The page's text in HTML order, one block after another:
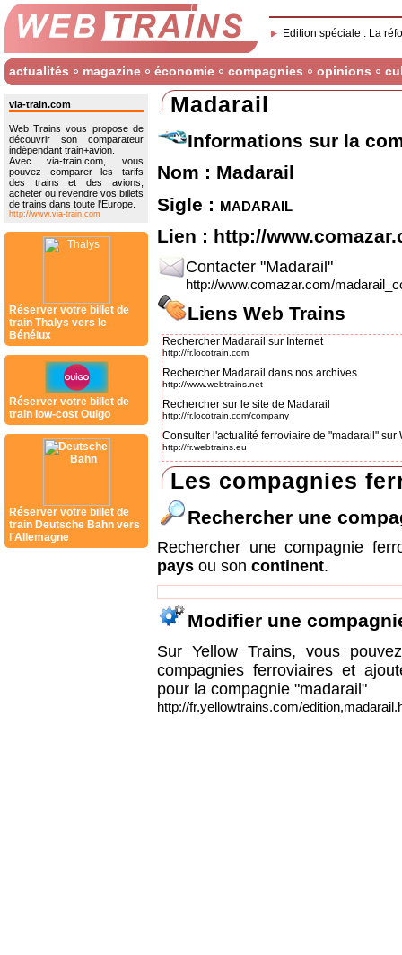
Edition spéciale : La
actualités magazine économie compagnies opinions
via-train.com
Web Trains vous propose de
découvrir son comparateur
indépendant train+avion.
Avec via-train.com, vous
pouvez comparer les tarifs
des trains et des avions,
acheter ou revendre vos billets
de trains dans toute l'Europe.
http://www.via-train.com
Réserver votre billet de
train Thalys vers le
Bénélux
Réserver votre billet de
train low-cost Ouigo
Réserver votre billet de
train Deutsche Bahn vers
l'Allemagne
Madarail
Informations sur la
Nom : Madarail
Sigle : madarail
Lien : http://
Contacter "Madarail"
http://www.comazar.com/
Liens Web Trains
Rechercher Madarail sur Internet
http://fr.locotrain.com
Rechercher Madarail dans nos archives
http://www.webtrains.net
Rechercher sur le site de Madarail
http://fr.locotrain.com/company
Consulter l'actualité ferroviaire de "madarail" sur
http://fr.webtrains.eu
Les compagnies
Rechercher une
Rechercher une compagnie
pays ou son continent.
Modifier une
Sur Yellow Trains, vous
compagnies ferroviaires et
pour la compagnie "madarail"
http://fr.yellowtrains.com/